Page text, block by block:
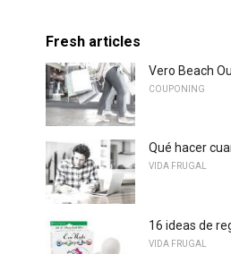
Fresh articles
Vero Beach
COUPONING
Qué hacer
VIDA FRUGAL
16 ideas de
VIDA FRUGAL